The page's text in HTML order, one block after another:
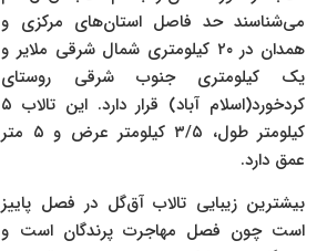
می‌شناسند حد فاصل استان‌های مرکزی و
همدان در ۲۰ کیلومتری شمال شرقی ملایر و
یک کیلومتری جنوب شرقی روستای
کردخورد(اسلام آباد) قرار دارد. این تالاب ۵
کیلومتر طول، ۳/۵ کیلومتر عرض و ۵ متر
عمق دارد.
بیشترین زیبایی تالاب آق‌گل در فصل پاییز
است چون فصل مهاجرت پرندگان است و